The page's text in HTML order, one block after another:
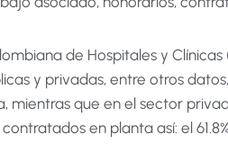
de Hospitales y
y privadas, entre otros
mientras que en el sector
en planta así: el